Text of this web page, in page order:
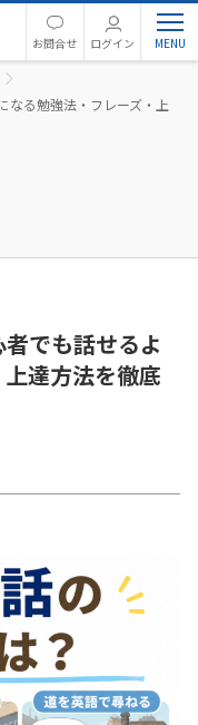
お問合せ ログイン
なる勉強法・フレーズ・上
でも話せるよ
達方法を徹底